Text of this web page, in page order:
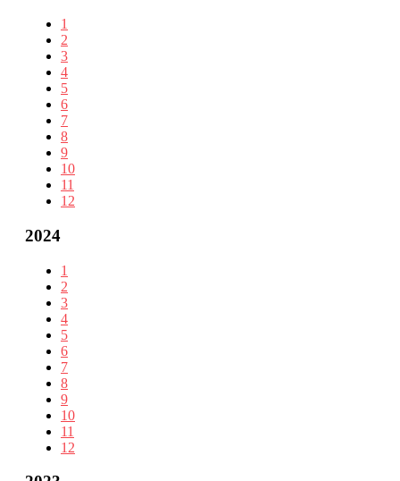
1
2
3
4
5
6
7
8
9
10
11
12
2024
1
2
3
4
5
6
7
8
9
10
11
12